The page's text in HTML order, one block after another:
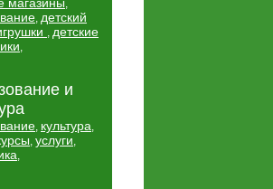
,
, детский
, детские
,
и
, культура,
, услуги,
,